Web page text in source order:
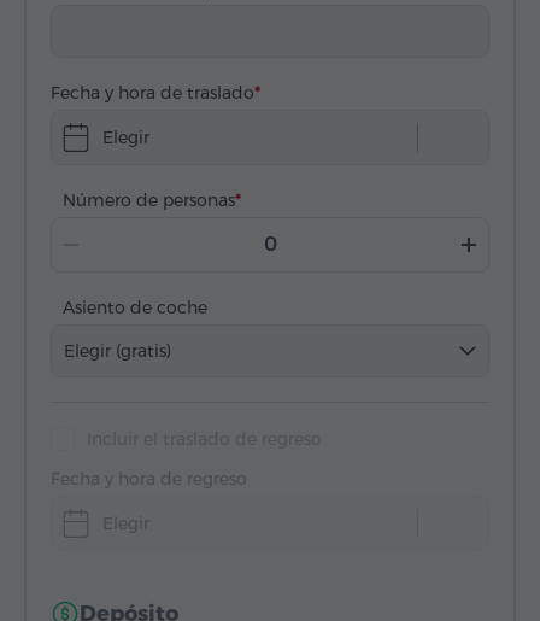
Fecha y hora de traslado
Elegir
Número de personas
Asiento de coche
Elegir (gratis)
Fecha y hora de regreso
Elegir
Depósito